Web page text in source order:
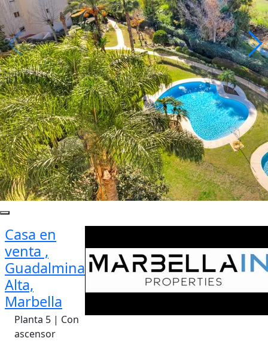
Casa en
venta ,
Guadalmina
Alta,
Marbella
Planta 5 | Con
ascensor